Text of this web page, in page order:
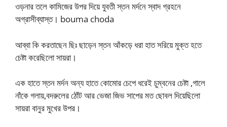
ওড়নার তলে কামিজের উপর দিয়ে যুবতী স্তন মর্দনে স্বাদ গ্রহনে
অগ্রাসীব্যাস্ত। bouma choda
আব্বা কি করতাছেন ছিঃ ছাড়েন স্তন আঁকড়ে ধরা হাত সরিয়ে মুক্ত হতে
চেষ্টা করেছিলো সায়রা।
এক হাতে স্তন মর্দন অন্য হাতে কোমোর চেপে ধরেই চুম্বনের চেষ্টা ,গালে
নাঁকে গলায়,বদরুলের ঠোঁট আর ভেজা জিভ সাপের মত ছোবল দিয়েছিলো
সায়রা বানুর মুখের উপর।